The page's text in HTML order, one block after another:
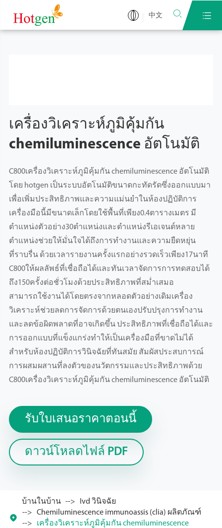
中文  
เครื่องวิเคราะห์ภูมิคุ้มกัน
chemiluminescence อัตโนมัติ
C800เครื่องวิเคราะห์ภูมิคุ้มกัน chemiluminescence อัตโนมัติ
โดย hotgen เป็นระบบอัตโนมัติขนาดกะทัดรัดซึ่งออกแบบมา
เพื่อเพิ่มประสิทธิภาพและความแม่นยำในห้องปฏิบัติการ
เครื่องมือนี้มีขนาดเล็กโดยใช้พื้นที่เพียง0.4ตารางเมตร มี
ตำแหน่งตัวอย่าง30ตำแหน่งและตำแหน่งรีเอเจนต์หลาย
ตำแหน่งช่วยให้มั่นใจได้ถึงการทำงานและความยืดหยุ่น
ที่ราบรื่น ด้วยเวลารายงานครั้งแรกอย่างรวดเร็วเพียง17นาที
C800ให้ผลลัพธ์ที่เชื่อถือได้และทันเวลาจัดการการทดสอบได้
ถึง150ครั้งต่อชั่วโมงด้วยประสิทธิภาพที่สม่ำเสมอ
สามารถใช้งานได้โดยตรงจากหลอดตัวอย่างเดิมเครื่อง
วิเคราะห์ช่วยลดการจัดการด้วยตนเองปรับปรุงการทำงาน
และลดข้อผิดพลาดที่อาจเกิดขึ้น ประสิทธิภาพที่เชื่อถือได้และ
การออกแบบที่แข็งแกร่งทำให้เป็นเครื่องมือที่ขาดไม่ได้
สำหรับห้องปฏิบัติการวินิจฉัยที่ทันสมัย สัมผัสประสบการณ์
การผสมผสานที่ลงตัวของนวัตกรรมและประสิทธิภาพด้วย
C800เครื่องวิเคราะห์ภูมิคุ้มกัน chemiluminescence อัตโนมัติ
รับใบเสนอราคาตอนนี้
ดาวน์โหลดไฟล์ PDF

บ้านในบ้าน
Ivd วินิจฉัย
Chemiluminescence immunoassis (clia) ผลิตภัณฑ์
เครื่องวิเคราะห์ภูมิคุ้มกัน chemiluminescence